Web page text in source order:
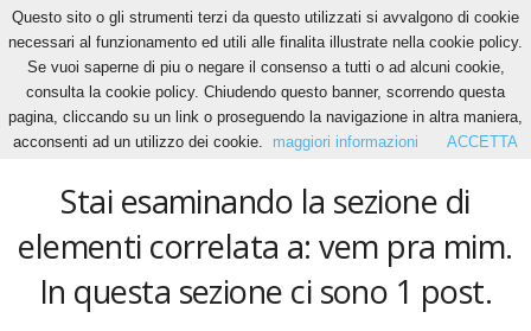
Home Tags Vem pra mim
vem pra mim
Stai esaminando la sezione di
elementi correlata a: vem pra mim.
In questa sezione ci sono 1 post.
Questo sito o gli strumenti terzi da questo utilizzati si avvalgono di cookie
necessari al funzionamento ed utili alle finalita illustrate nella cookie policy.
Se vuoi saperne di piu o negare il consenso a tutti o ad alcuni cookie,
consulta la cookie policy. Chiudendo questo banner, scorrendo questa
pagina, cliccando su un link o proseguendo la navigazione in altra maniera,
acconsenti ad un utilizzo dei cookie.
maggiori informazioni ACCETTA